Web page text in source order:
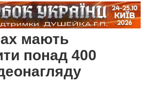
мають
понад 400